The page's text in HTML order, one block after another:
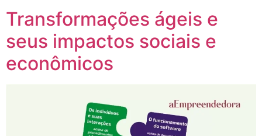
Transformações ágeis e
seus impactos sociais e
econômicos